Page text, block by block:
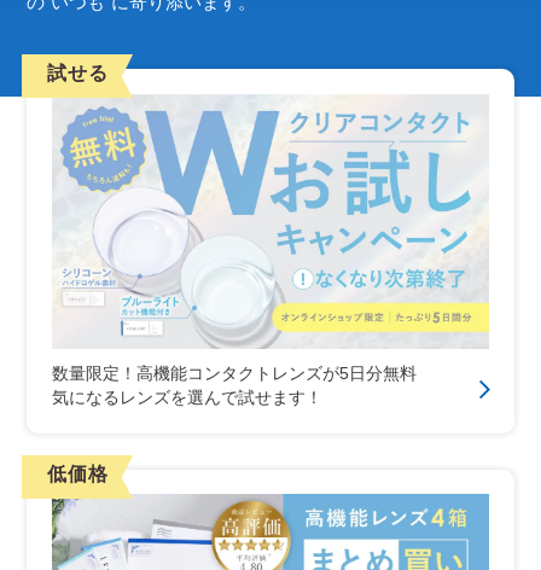
試せる
数量限定！高機能コンタクトレンズが5日分無料
気になるレンズを選んで試せます！
低価格